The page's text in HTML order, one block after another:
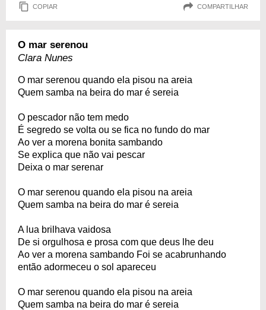
COPIAR COMPARTILHAR
O mar serenou
Clara Nunes
O mar serenou quando ela pisou na areia
Quem samba na beira do mar é sereia
O pescador não tem medo
É segredo se volta ou se fica no fundo do mar
Ao ver a morena bonita sambando
Se explica que não vai pescar
Deixa o mar serenar
O mar serenou quando ela pisou na areia
Quem samba na beira do mar é sereia
A lua brilhava vaidosa
De si orgulhosa e prosa com que deus lhe deu
Ao ver a morena sambando Foi se acabrunhando
então adormeceu o sol apareceu
O mar serenou quando ela pisou na areia
Quem samba na beira do mar é sereia